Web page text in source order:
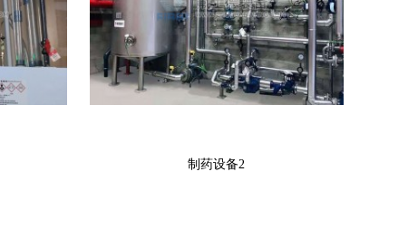
制药设备2